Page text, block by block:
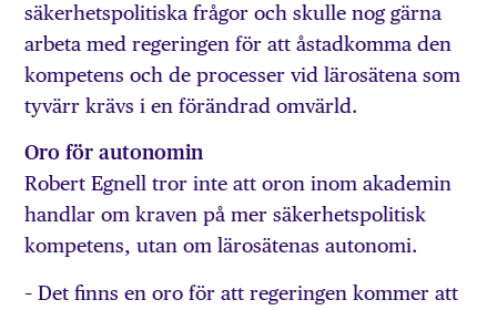
säkerhetspolitiska frågor och skulle nog gärna
arbeta med regeringen för att åstadkomma den
kompetens och de processer vid lärosätena som
tyvärr krävs i en förändrad omvärld.
Oro för autonomin
Robert Egnell tror inte att oron inom akademin
handlar om kraven på mer säkerhetspolitisk
kompetens, utan om lärosätenas autonomi.
– Det finns en oro för att regeringen kommer att